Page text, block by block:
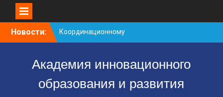
Новости:
Координационному
центру-25 лет!
группа
С юбилеем КЦ!
Академия инновационного
образования и развития